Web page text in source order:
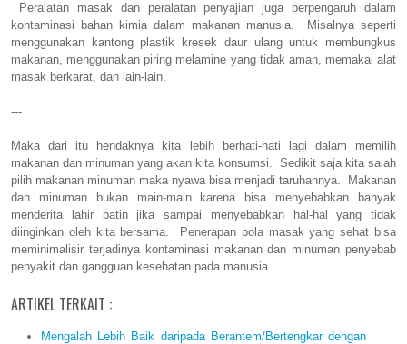
Peralatan masak dan peralatan penyajian juga berpengaruh dalam
kontaminasi bahan kimia dalam makanan manusia. Misalnya seperti
menggunakan kantong plastik kresek daur ulang untuk membungkus
makanan, menggunakan piring melamine yang tidak aman, memakai alat
masak berkarat, dan lain-lain.
---
Maka dari itu hendaknya kita lebih berhati-hati lagi dalam memilih
makanan dan minuman yang akan kita konsumsi. Sedikit saja kita salah
pilih makanan minuman maka nyawa bisa menjadi taruhannya. Makanan
dan minuman bukan main-main karena bisa menyebabkan banyak
menderita lahir batin jika sampai menyebabkan hal-hal yang tidak
diinginkan oleh kita bersama. Penerapan pola masak yang sehat bisa
meminimalisir terjadinya kontaminasi makanan dan minuman penyebab
penyakit dan gangguan kesehatan pada manusia.
ARTIKEL TERKAIT :
Mengalah Lebih Baik daripada Berantem/Bertengkar dengan